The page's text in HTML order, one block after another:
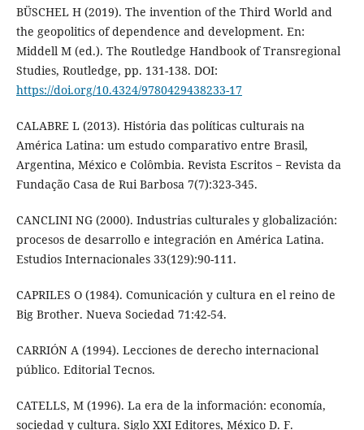
BÜSCHEL H (2019). The invention of the Third World and
the geopolitics of dependence and development. En:
Middell M (ed.). The Routledge Handbook of Transregional
Studies, Routledge, pp. 131-138. DOI:
https://doi.org/10.4324/9780429438233-17
CALABRE L (2013). História das políticas culturais na
América Latina: um estudo comparativo entre Brasil,
Argentina, México e Colômbia. Revista Escritos − Revista da
Fundação Casa de Rui Barbosa 7(7):323-345.
CANCLINI NG (2000). Industrias culturales y globalización:
procesos de desarrollo e integración en América Latina.
Estudios Internacionales 33(129):90-111.
CAPRILES O (1984). Comunicación y cultura en el reino de
Big Brother. Nueva Sociedad 71:42-54.
CARRIÓN A (1994). Lecciones de derecho internacional
público. Editorial Tecnos.
CATELLS, M (1996). La era de la información: economía,
sociedad y cultura. Siglo XXI Editores, México D. F.